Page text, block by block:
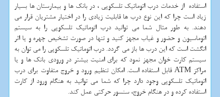
استفاده از خدمات درب اتوماتیک تلسکوپی ، در بانک ها و بیمارستان ها بسیار
زیاد است چرا که این نوع درب ها قابلیت زیادی را در اختیار مشتریان قرار می
دهند. به طور مثال شما می توانید درب اتوماتیک تلسکوپی را به سیستم
اتوماسیون و حضور و غیاب مجهز کنید و تنها در صورت تشخیص چهره و یا اثر
انگشت است که این درب ها باز می گردد. درب اتوماتیک تلسکوپی را می توان به
سیستم کارت خوان مجهز نمود که برای امنیت بیشتر در ورودی بانک ها و یا
مراکزATM قابل استفاده است. امکان تنظیم ورود و خروج متفاوت برای درب
اتوماتیک تلسکوپی وجود دارد چرا که شما می توانید به هنگام ورود از کارت
استفاده کرده و در هنگام خروج، سنسور حرکتی عمل کند.